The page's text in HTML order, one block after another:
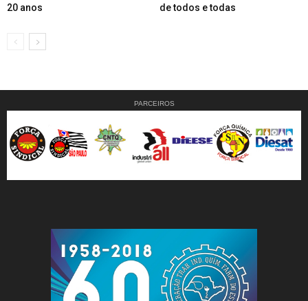
20 anos
de todos e todas
PARCEIROS